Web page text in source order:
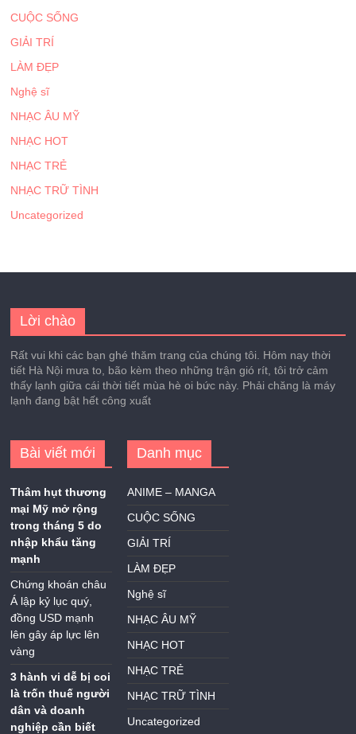
CUỘC SỐNG
GIẢI TRÍ
LÀM ĐẸP
Nghệ sĩ
NHẠC ÂU MỸ
NHẠC HOT
NHẠC TRẺ
NHẠC TRỮ TÌNH
Uncategorized
Lời chào
Rất vui khi các bạn ghé thăm trang của chúng tôi. Hôm nay thời
tiết Hà Nội mưa to, bão kèm theo những trận gió rít, tôi trở cảm
thấy lạnh giữa cái thời tiết mùa hè oi bức này. Phải chăng là máy
lạnh đang bật hết công xuất
Bài viết mới
Thâm hụt thương
mại Mỹ mở rộng
trong tháng 5 do
nhập khẩu tăng
mạnh
Chứng khoán châu
Á lập kỷ lục quý,
đồng USD mạnh
lên gây áp lực lên
vàng
3 hành vi dễ bị coi
là trốn thuế người
dân và doanh
nghiệp cần biết
Danh mục
ANIME – MANGA
CUỘC SỐNG
GIẢI TRÍ
LÀM ĐẸP
Nghệ sĩ
NHẠC ÂU MỸ
NHẠC HOT
NHẠC TRẺ
NHẠC TRỮ TÌNH
Uncategorized